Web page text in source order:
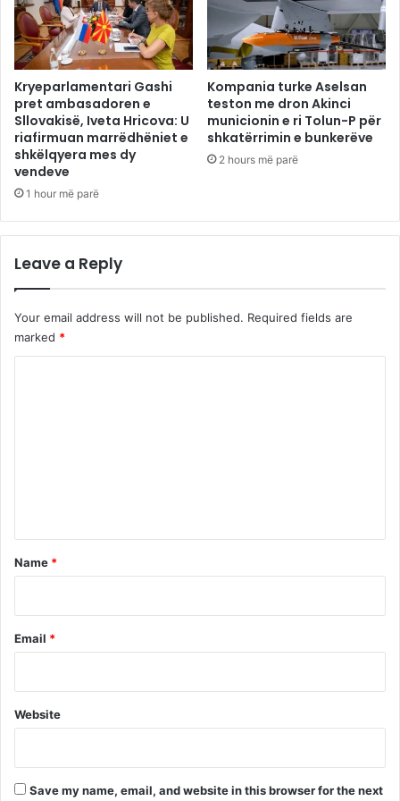
Kryeparlamentari Gashi
pret ambasadoren e
Sllovakisë, Iveta Hricova: U
riafirmuan marrëdhëniet e
shkëlqyera mes dy
vendeve
1 hour më parë
Kompania turke Aselsan
teston me dron Akinci
municionin e ri Tolun-P për
shkatërrimin e bunkerëve
2 hours më parë
Leave a Reply
Your email address will not be published. Required fields are
marked *
*
Name *
Email *
Website
Save my name, email, and website in this browser for the next